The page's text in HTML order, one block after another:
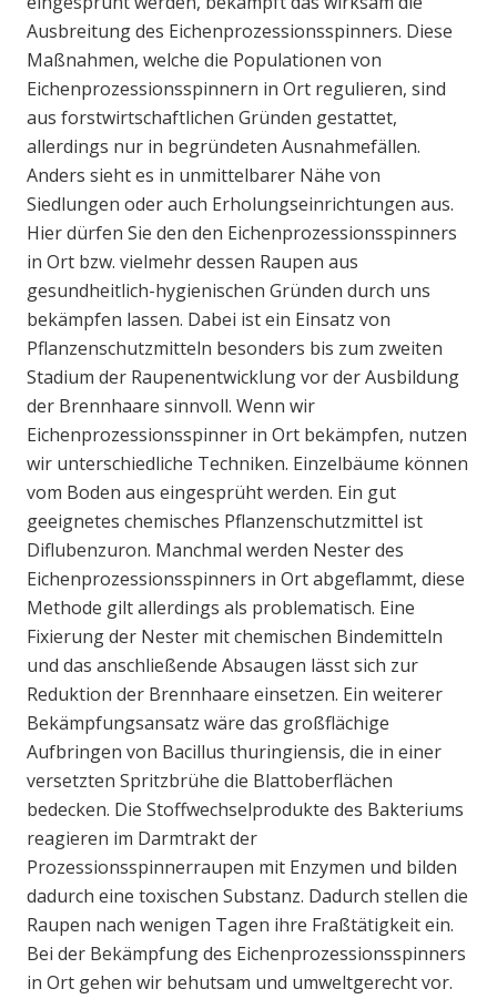
Ausbreitung des Eichenprozessionsspinners. Diese
Maßnahmen, welche die Populationen von
Eichenprozessionsspinnern in Ort regulieren, sind
aus forstwirtschaftlichen Gründen gestattet,
allerdings nur in begründeten Ausnahmefällen.
Anders sieht es in unmittelbarer Nähe von
Siedlungen oder auch Erholungseinrichtungen aus.
Hier dürfen Sie den den Eichenprozessionsspinners
in Ort bzw. vielmehr dessen Raupen aus
gesundheitlich-hygienischen Gründen durch uns
bekämpfen lassen. Dabei ist ein Einsatz von
Pflanzenschutzmitteln besonders bis zum zweiten
Stadium der Raupenentwicklung vor der Ausbildung
der Brennhaare sinnvoll. Wenn wir
Eichenprozessionsspinner in Ort bekämpfen, nutzen
wir unterschiedliche Techniken. Einzelbäume können
vom Boden aus eingesprüht werden. Ein gut
geeignetes chemisches Pflanzenschutzmittel ist
Diflubenzuron. Manchmal werden Nester des
Eichenprozessionsspinners in Ort abgeflammt, diese
Methode gilt allerdings als problematisch. Eine
Fixierung der Nester mit chemischen Bindemitteln
und das anschließende Absaugen lässt sich zur
Reduktion der Brennhaare einsetzen. Ein weiterer
Bekämpfungsansatz wäre das großflächige
Aufbringen von Bacillus thuringiensis, die in einer
versetzten Spritzbrühe die Blattoberflächen
bedecken. Die Stoffwechselprodukte des Bakteriums
reagieren im Darmtrakt der
Prozessionsspinnerraupen mit Enzymen und bilden
dadurch eine toxischen Substanz. Dadurch stellen die
Raupen nach wenigen Tagen ihre Fraßtätigkeit ein.
Bei der Bekämpfung des Eichenprozessionsspinners
in Ort gehen wir behutsam und umweltgerecht vor.